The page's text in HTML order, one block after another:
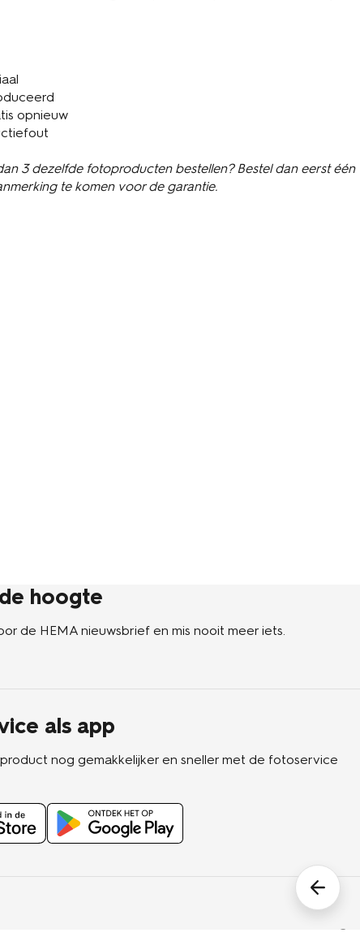
opnieuw
3 dezelfde fotoproducten bestellen? Bestel dan eerst één
te komen voor de garantie.
hoogte
de HEMA nieuwsbrief en mis nooit meer iets.
als app
nog gemakkelijker en sneller met de fotoservice